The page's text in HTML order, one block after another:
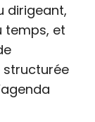
dirigeant,
temps, et
structurée